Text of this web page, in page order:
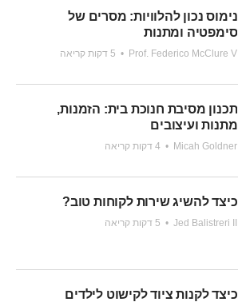
נימוס נכון להלוויות: מסרים של
סימפטיה ומתנות
Prof. Federico McClure V
•
תכנון מסיבת חנוכת בית: הזמנות,
מתנות ועיצובים
Micah Goldner
•
כיצד להשיג שירות לקוחות טוב?
Jed Balistreri II
•
כיצד לקנות ציוד לקישוט לילדים